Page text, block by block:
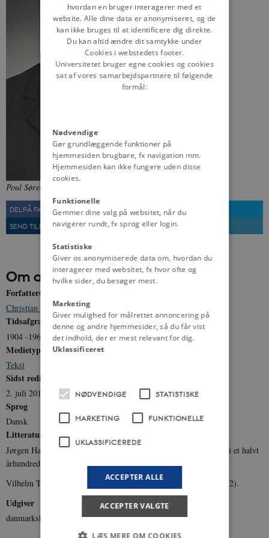
Poul Sørensen, 1964.
DEL PÅ FACEBOOK
DEL PÅ TWITTER
SEND TIL EN VEN
UDSKRIV
Om artiklen
Forfatter(e)
Christian Egander Skov
Tidsafgrænsning
1904 -1969
Medietype
Tekst
Sidst redigeret
2. juli 2012
Sprog
Dansk
Litteratur
Jørgen Hatting mfl.(red.): Det Konservative Folkepartis Historie i et halvt
århundrede, b. II-I (1966).
Vilhelm Topsøe: Poul Sørensen og dansk politik 1960-1970 (1972).
Udgiver
danmarkshistorien.dk
hvordan en bruger interagerer med et
website. Alle dine data er anonymiseret, og de
kan ikke bruges til at identificere dig direkte.
Du kan altid ændre dit samtykke under
Cookies i webstedets footer.
Universitetet bruger egne cookies og cookies
sat af vores samarbejdspartnere til følgende
formål:
Nødvendige
Gør grundlæggende funktioner på
hjemmesiden brugbare, fx navigation mm.
Hjemmesiden kan ikke fungere uden disse
cookies.
Funktionelle
Gemmer dine valg på websitet, når du
navigerer rundt, fx sprog eller login.
Statistiske
Giver os anonymiserede data om, hvordan du
interagerer med websitet, fx hvor ofte og
hvilke sider, du besøger mest.
Marketing
Giver mulighed for målrettet annoncering på
denne og andre hjemmesider, så du får vist
det indhold, der er mest relevant for dig.
Uklassificeret
NØDVENDIGE STATISTISKE
MARKETING FUNKTIONELLE
UKLASSIFICEREDE
ACCEPTER ALLE
ACCEPTER VALGTE
LÆS MERE OM COOKIES